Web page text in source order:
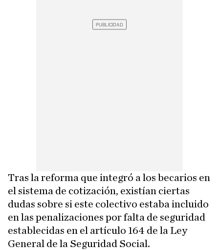
Tras la reforma que integró a los becarios en
el sistema de cotización, existían ciertas
dudas sobre si este colectivo estaba incluido
en las penalizaciones por falta de seguridad
establecidas en el artículo 164 de la Ley
General de la Seguridad Social.